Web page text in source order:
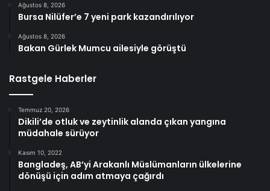
Ağustos 8, 2026
Bursa Nilüfer’e 7 yeni park kazandırılıyor
Ağustos 8, 2026
Bakan Gürlek Mumcu ailesiyle görüştü
Rastgele Haberler
Temmuz 20, 2026
Dikili’de otluk ve zeytinlik alanda çıkan yangına
müdahale sürüyor
Kasım 10, 2022
Bangladeş, AB’yi Arakanlı Müslümanların ülkelerine
dönüşü için adım atmaya çağırdı